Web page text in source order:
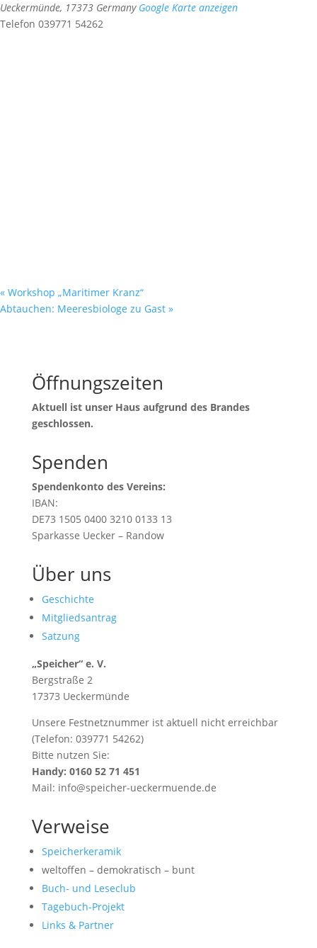
Ueckermünde, 17373 Germany Google Karte anzeigen
Telefon 039771 54262
« Workshop „Maritimer Kranz“
Abtauchen: Meeresbiologe zu Gast »
Öffnungszeiten
Aktuell ist unser Haus aufgrund des Brandes
geschlossen.
Spenden
Spendenkonto des Vereins:
IBAN:
DE73 1505 0400 3210 0133 13
Sparkasse Uecker – Randow
Über uns
Geschichte
Mitgliedsantrag
Satzung
„Speicher“ e. V.
Bergstraße 2
17373 Ueckermünde
Unsere Festnetznummer ist aktuell nicht erreichbar
(Telefon: 039771 54262)
Bitte nutzen Sie:
Handy: 0160 52 71 451
Mail: info@speicher-ueckermuende.de
Verweise
Speicherkeramik
weltoffen – demokratisch – bunt
Buch- und Leseclub
Tagebuch-Projekt
Links & Partner